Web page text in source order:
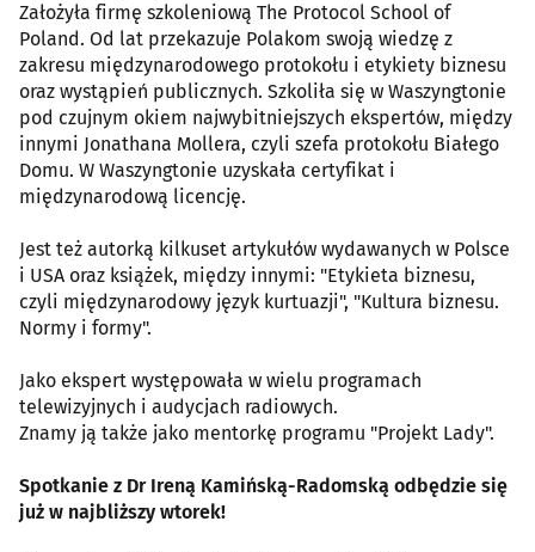
Założyła firmę szkoleniową The Protocol School of
Poland. Od lat przekazuje Polakom swoją wiedzę z
zakresu międzynarodowego protokołu i etykiety biznesu
oraz wystąpień publicznych. Szkoliła się w Waszyngtonie
pod czujnym okiem najwybitniejszych ekspertów, między
innymi Jonathana Mollera, czyli szefa protokołu Białego
Domu. W Waszyngtonie uzyskała certyfikat i
międzynarodową licencję.
Jest też autorką kilkuset artykułów wydawanych w Polsce
i USA oraz książek, między innymi: "Etykieta biznesu,
czyli międzynarodowy język kurtuazji", "Kultura biznesu.
Normy i formy".
Jako ekspert występowała w wielu programach
telewizyjnych i audycjach radiowych.
Znamy ją także jako mentorkę programu "Projekt Lady".
Spotkanie z Dr Ireną Kamińską-Radomską odbędzie się
już w najbliższy wtorek!